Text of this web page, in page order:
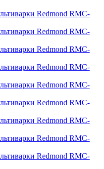
Redmond RMC-
Redmond RMC-
Redmond RMC-
Redmond RMC-
Redmond RMC-
Redmond RMC-
Redmond RMC-
Redmond RMC-
Redmond RMC-